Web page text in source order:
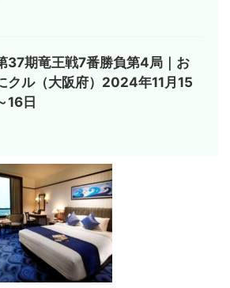
37期竜王戦7番勝負第4局｜お
クル（大阪府）2024年11月15
16日